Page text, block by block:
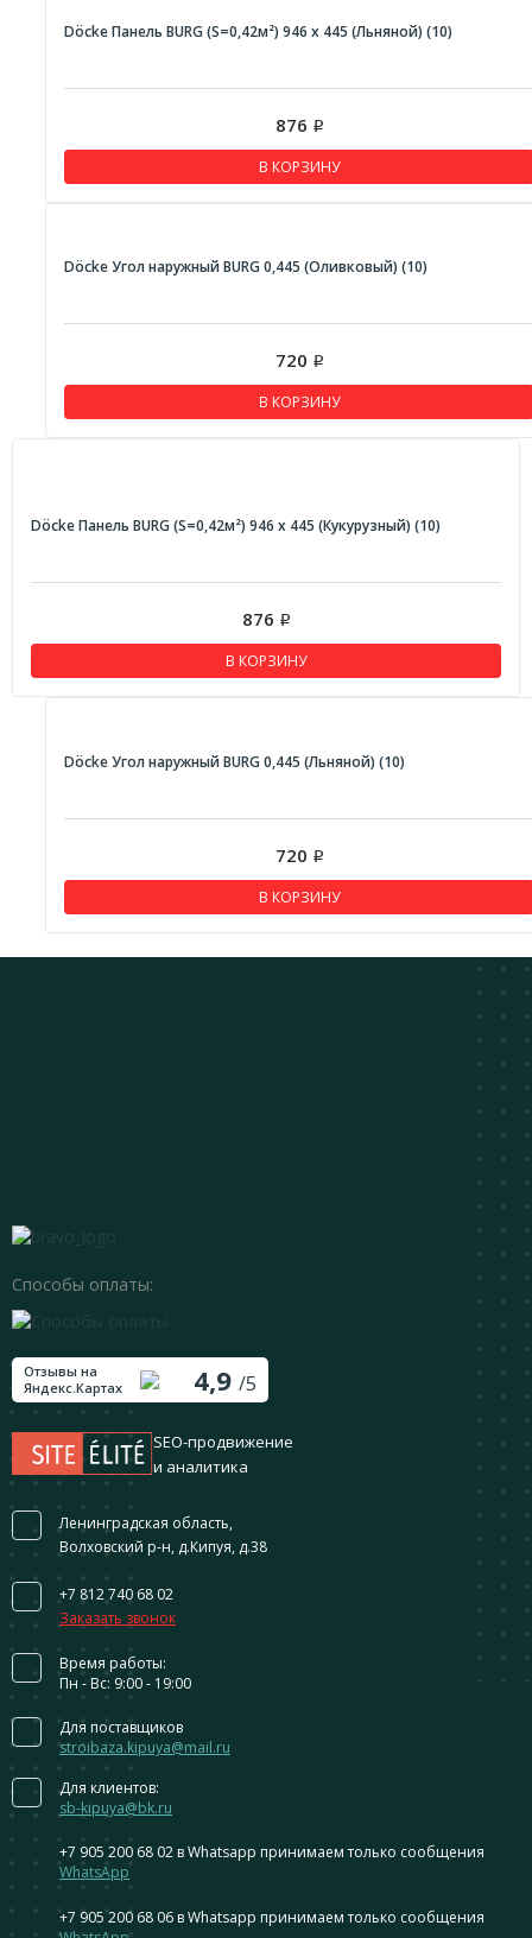
Döcke Панель BURG (S=0,42м²) 946 х 445 (Льняной) (10)
876 Р
В КОРЗИНУ
Döcke Угол наружный BURG 0,445 (Оливковый) (10)
720 Р
В КОРЗИНУ
Döcke Панель BURG (S=0,42м²) 946 х 445 (Кукурузный) (10)
876 Р
В КОРЗИНУ
Döcke Угол наружный BURG 0,445 (Льняной) (10)
720 Р
В КОРЗИНУ
Способы оплаты:
Отзывы на
Яндекс.Картах
4,9 /5
SEO-продвижение
и аналитика
Ленинградская область,
Волховский р-н, д.Кипуя, д.38
+7 812 740 68 02
Заказать звонок
Время работы:
Пн - Вс: 9:00 - 19:00
Для поставщиков
stroibaza.kipuya@mail.ru
Для клиентов:
sb-kipuya@bk.ru
+7 905 200 68 02 в Whatsapp принимаем только сообщения
WhatsApp
+7 905 200 68 06 в Whatsapp принимаем только сообщения